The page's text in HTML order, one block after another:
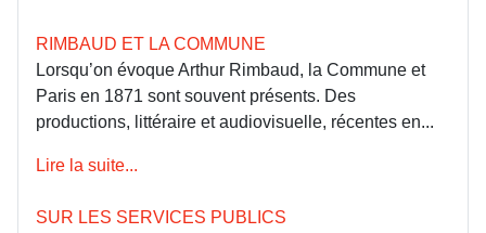
RIMBAUD ET LA COMMUNE
Lorsqu’on évoque Arthur Rimbaud, la Commune et
Paris en 1871 sont souvent présents. Des
productions, littéraire et audiovisuelle, récentes en...
Lire la suite...
SUR LES SERVICES PUBLICS